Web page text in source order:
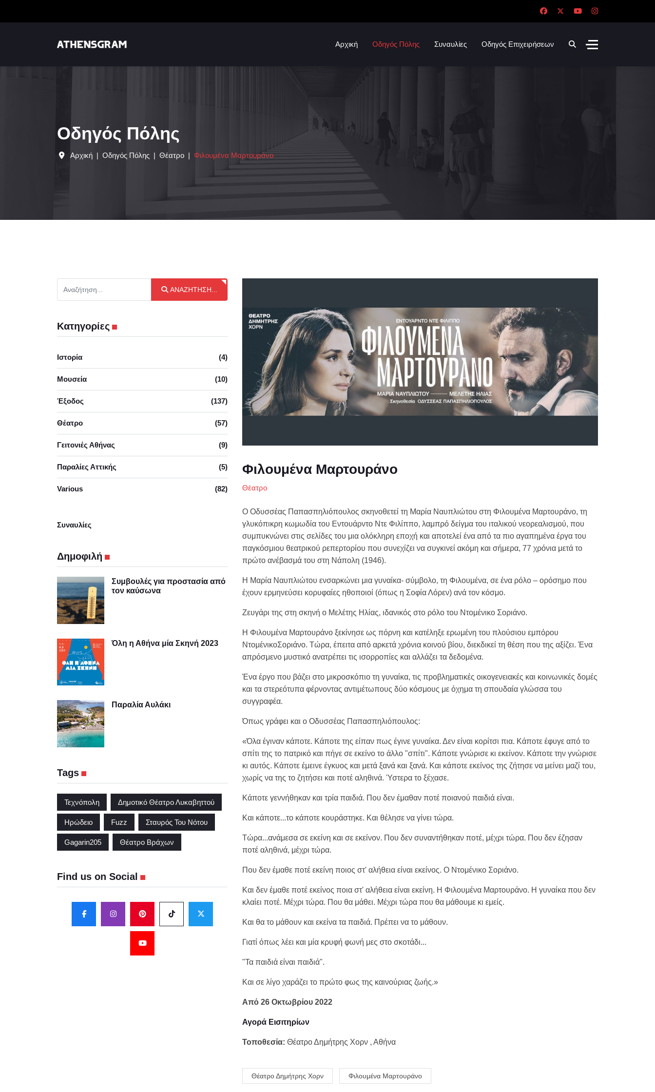
Αρχική Οδηγός Πόλης Συναυλίες Οδηγός Επιχειρήσεων
Οδηγός Πόλης
Αρχική Οδηγός Πόλης Θέατρο Φιλουμένα Μαρτουράνο
ΑΝΑΖΉΤΗΣΗ...
Κατηγορίες
Ιστορία (4)
Μουσεία (10)
Έξοδος (137)
Θέατρο (57)
Γειτονιές Αθήνας (9)
Παραλίες Αττικής (5)
Various (82)
Συναυλίες
Δημοφιλή
Συμβουλές για προστασία από
τον καύσωνα
Όλη η Αθήνα μία Σκηνή 2023
Παραλία Αυλάκι
Tags
Τεχνόπολη Δημοτικό Θέατρο Λυκαβηττού
Ηρώδειο Fuzz Σταυρός Του Νότου
Gagarin205 Θέατρο Βράχων
Find us on Social
Φιλουμένα Μαρτουράνο
Θέατρο
Ο Οδυσσέας Παπασπηλιόπουλος σκηνοθετεί τη Μαρία Ναυπλιώτου στη Φιλουμένα Μαρτουράνο, τη
γλυκόπικρη κωμωδία του Εντουάρντο Ντε Φιλίππο, λαμπρό δείγμα του ιταλικού νεορεαλισμού, που
συμπυκνώνει στις σελίδες του μια ολόκληρη εποχή και αποτελεί ένα από τα πιο αγαπημένα έργα του
παγκόσμιου θεατρικού ρεπερτορίου που συνεχίζει να συγκινεί ακόμη και σήμερα, 77 χρόνια μετά το
πρώτο ανέβασμά του στη Νάπολη (1946).
Η Μαρία Ναυπλιώτου ενσαρκώνει μια γυναίκα- σύμβολο, τη Φιλουμένα, σε ένα ρόλο – ορόσημο που
έχουν ερμηνεύσει κορυφαίες ηθοποιοί (όπως η Σοφία Λόρεν) ανά τον κόσμο.
Ζευγάρι της στη σκηνή ο Μελέτης Ηλίας, ιδανικός στο ρόλο του Ντομένικο Σοριάνο.
Η Φιλουμένα Μαρτουράνο ξεκίνησε ως πόρνη και κατέληξε ερωμένη του πλούσιου εμπόρου
ΝτομένικοΣοριάνο. Τώρα, έπειτα από αρκετά χρόνια κοινού βίου, διεκδικεί τη θέση που της αξίζει. Ένα
απρόσμενο μυστικό ανατρέπει τις ισορροπίες και αλλάζει τα δεδομένα.
Ένα έργο που βάζει στο μικροσκόπιο τη γυναίκα, τις προβληματικές οικογενειακές και κοινωνικές δομές
και τα στερεότυπα φέρνοντας αντιμέτωπους δύο κόσμους με όχημα τη σπουδαία γλώσσα του
συγγραφέα.
Όπως γράφει και ο Οδυσσέας Παπασπηλιόπουλος:
«Όλα έγιναν κάποτε. Κάποτε της είπαν πως έγινε γυναίκα. Δεν είναι κορίτσι πια. Κάποτε έφυγε από το
σπίτι της το πατρικό και πήγε σε εκείνο το άλλο "σπίτι". Κάποτε γνώρισε κι εκείνον. Κάποτε την γνώρισε
κι αυτός. Κάποτε έμεινε έγκυος και μετά ξανά και ξανά. Και κάποτε εκείνος της ζήτησε να μείνει μαζί του,
χωρίς να της το ζητήσει και ποτέ αληθινά. Ύστερα το ξέχασε.
Κάποτε γεννήθηκαν και τρία παιδιά. Που δεν έμαθαν ποτέ ποιανού παιδιά είναι.
Και κάποτε...το κάποτε κουράστηκε. Και θέλησε να γίνει τώρα.
Τώρα...ανάμεσα σε εκείνη και σε εκείνον. Που δεν συναντήθηκαν ποτέ, μέχρι τώρα. Που δεν έζησαν
ποτέ αληθινά, μέχρι τώρα.
Που δεν έμαθε ποτέ εκείνη ποιος στ' αλήθεια είναι εκείνος. Ο Ντομένικο Σοριάνο.
Και δεν έμαθε ποτέ εκείνος ποια στ' αλήθεια είναι εκείνη. Η Φιλουμένα Μαρτουράνο. Η γυναίκα που δεν
κλαίει ποτέ. Μέχρι τώρα. Που θα μάθει. Μέχρι τώρα που θα μάθουμε κι εμείς.
Και θα το μάθουν και εκείνα τα παιδιά. Πρέπει να το μάθουν.
Γιατί όπως λέει και μία κρυφή φωνή μες στο σκοτάδι...
"Τα παιδιά είναι παιδιά".
Και σε λίγο χαράζει το πρώτο φως της καινούριας ζωής.»
Από 26 Οκτωβρίου 2022
Αγορά Εισιτηρίων
Τοποθεσία: Θέατρο Δημήτρης Χορν , Αθήνα
Θέατρο Δημήτρης Χορν Φιλουμένα Μαρτουράνο